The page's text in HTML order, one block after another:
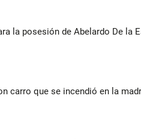
la posesión de Abelardo De la
carro que se incendió en la